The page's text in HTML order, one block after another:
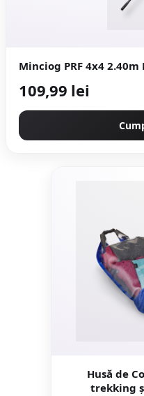
Minciog PRF 4x4 2.40m
109,99 lei
Husă de
trekking